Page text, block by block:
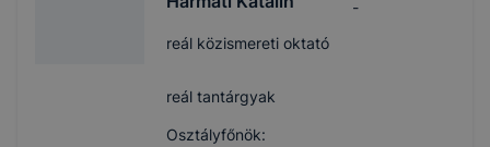
reál közismereti oktató
reál tantárgyak
-
Osztályfőnök: